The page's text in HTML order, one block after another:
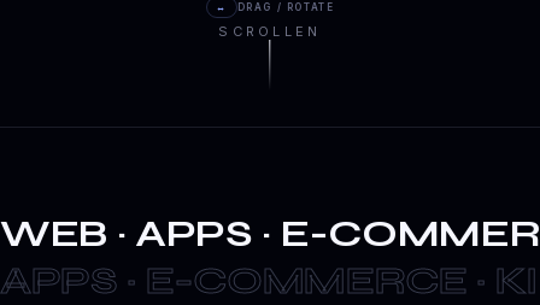
↔ DRAG / ROTATE
SCROLLEN
WEB · APPS · E-
· E-COMMERCE ·